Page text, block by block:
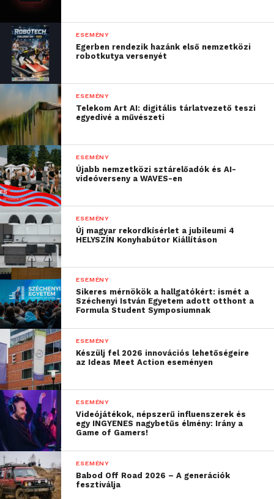
egyetemista ismerkedhet
meg velünk és kaphat
hasznos segítséget a
karrierje elindításához. A
Schneider Electric-nél
hiszünk abban, hogy
felelősségünk van a jövő
szakembereinek
kinevelésében, ennek
érdekében
együttműködünk például
a BME-vel és a
Dunaújvárosi
Egyetemmel is.
Ugyanakkor azzal is
tisztában vagyunk, hogy
milyen kihívással
szembesülnek a fiatalok
pályájuk kezdetén, ezért
folyamatosan azon
dolgozunk, hogy
befogadó, támogató
közeget teremtsünk
számukra. Azt, hogy
ESEMÉNY
Egerben rendezik hazánk első nemzetközi
robotkutya versenyét
ESEMÉNY
Telekom Art AI: digitális tárlatvezető teszi
egyedivé a művészeti
ESEMÉNY
Újabb nemzetközi sztárelőadók és AI-
videóverseny a WAVES-en
ESEMÉNY
Új magyar rekordkísérlet a jubileumi 4
HELYSZÍN Konyhabútor Kiállításon
ESEMÉNY
Sikeres mérnökök a hallgatókért: ismét a
Széchenyi István Egyetem adott otthont a
Formula Student Symposiumnak
ESEMÉNY
Készülj fel 2026 innovációs lehetőségeire
az Ideas Meet Action eseményen
ESEMÉNY
Videójátékok, népszerű influenszerek és
egy INGYENES nagybetűs élmény: Irány a
Game of Gamers!
ESEMÉNY
Babod Off Road 2026 – A generációk
fesztiválja